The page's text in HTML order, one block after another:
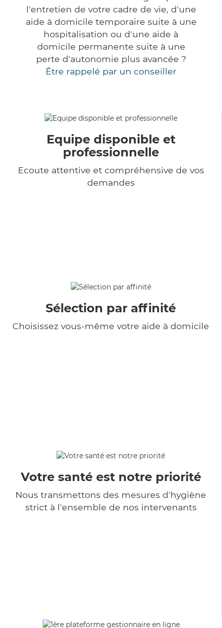
l'entretien de votre cadre de vie, d'une
aide à domicile temporaire suite à une
hospitalisation ou d'une aide à
domicile permanente suite à une
perte d'autonomie plus avancée ?
Être rappelé par un conseiller
Equipe disponible et
professionnelle
Ecoute attentive et compréhensive de vos
demandes
Sélection par affinité
Choisissez vous-même votre aide à domicile
Votre santé est notre priorité
Nous transmettons des mesures d'hygiène
strict à l'ensemble de nos intervenants